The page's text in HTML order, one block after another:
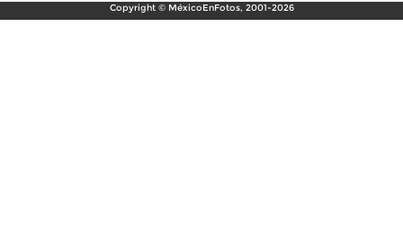
Copyright © MéxicoEnFotos, 2001-2026